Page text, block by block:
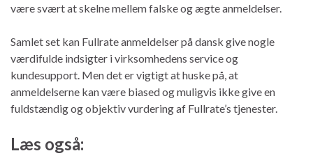
være svært at skelne mellem falske og ægte anmeldelser.
Samlet set kan Fullrate anmeldelser på dansk give nogle
værdifulde indsigter i virksomhedens service og
kundesupport. Men det er vigtigt at huske på, at
anmeldelserne kan være biased og muligvis ikke give en
fuldstændig og objektiv vurdering af Fullrate’s tjenester.
Læs også: